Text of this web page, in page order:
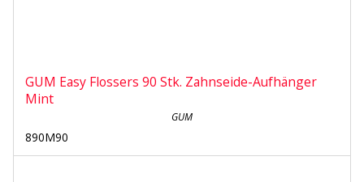
GUM Easy Flossers 90 Stk. Zahnseide-Aufhänger
Mint
GUM
890M90